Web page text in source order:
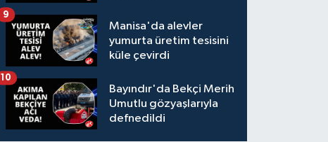
Manisa'da alevler
yumurta üretim tesisini
küle çevirdi
9
Bayındır'da Bekçi Merih
Umutlu gözyaşlarıyla
defnedildi
10